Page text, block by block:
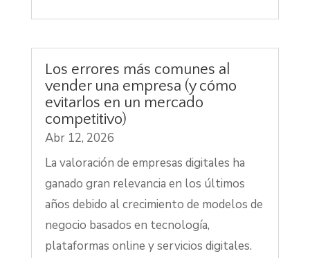
Los errores más comunes al
vender una empresa (y cómo
evitarlos en un mercado
competitivo)
Abr 12, 2026
La valoración de empresas digitales ha
ganado gran relevancia en los últimos
años debido al crecimiento de modelos de
negocio basados en tecnología,
plataformas online y servicios digitales.